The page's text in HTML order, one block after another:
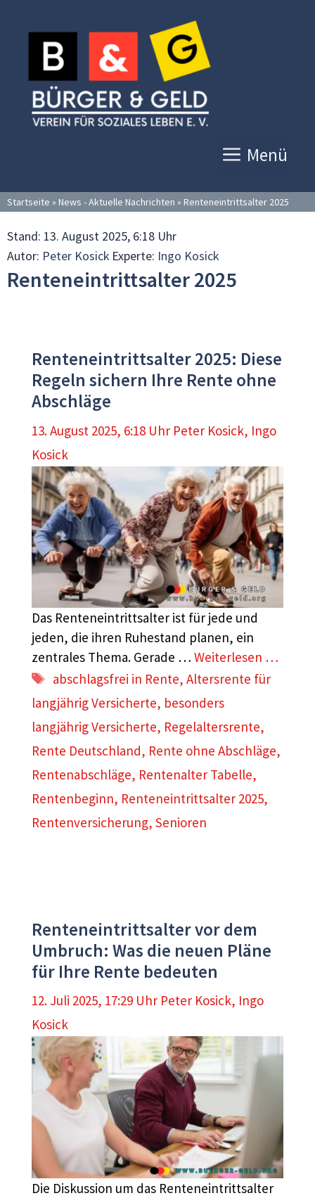
Inhalt
springen
Menü
Startseite » News - Aktuelle Nachrichten » Renteneintrittsalter 2025
Stand: 13. August 2025, 6:18 Uhr
Autor: Peter Kosick Experte: Ingo Kosick
Renteneintrittsalter 2025
Renteneintrittsalter 2025: Diese
Regeln sichern Ihre Rente ohne
Abschläge
13. August 2025, 6:18 Uhr Peter Kosick, Ingo
Kosick
Das Renteneintrittsalter ist für jede und
jeden, die ihren Ruhestand planen, ein
zentrales Thema. Gerade … Weiterlesen …
Schlagwörter
abschlagsfrei in Rente,Altersrente für
langjährig Versicherte, besonders
langjährig Versicherte, Regelaltersrente,
Rente Deutschland, Rente ohne Abschläge,
Rentenabschläge, Rentenalter Tabelle,
Rentenbeginn, Renteneintrittsalter 2025,
Rentenversicherung, Senioren
Renteneintrittsalter vor dem
Umbruch: Was die neuen Pläne
für Ihre Rente bedeuten
12. Juli 2025, 17:29 Uhr Peter Kosick, Ingo
Kosick
Die Diskussion um das Renteneintrittsalter